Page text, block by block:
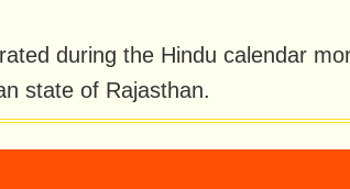
during the Hindu calendar
state of Rajasthan.